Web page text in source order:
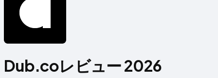
Dub.coレビュー 2026